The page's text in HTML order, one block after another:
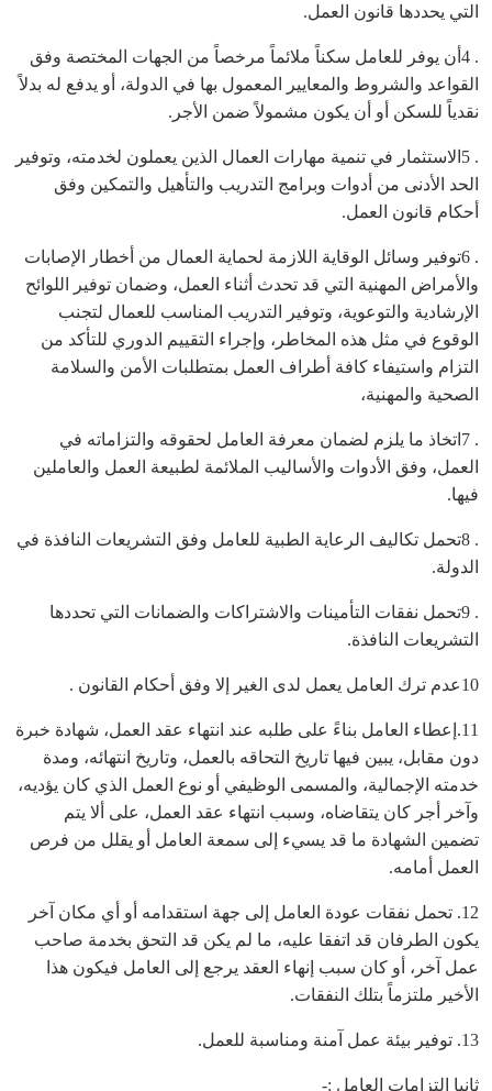
التي يحددها قانون العمل.
. 4أن يوفر للعامل سكناً ملائماً مرخصاً من الجهات المختصة وفق
القواعد والشروط والمعايير المعمول بها في الدولة، أو يدفع له بدلاً
نقدياً للسكن أو أن يكون مشمولاً ضمن الأجر.
. 5الاستثمار في تنمية مهارات العمال الذين يعملون لخدمته، وتوفير
الحد الأدنى من أدوات وبرامج التدريب والتأهيل والتمكين وفق
أحكام قانون العمل.
. 6توفير وسائل الوقاية اللازمة لحماية العمال من أخطار الإصابات
والأمراض المهنية التي قد تحدث أثناء العمل، وضمان توفير اللوائح
الإرشادية والتوعوية، وتوفير التدريب المناسب للعمال لتجنب
الوقوع في مثل هذه المخاطر، وإجراء التقييم الدوري للتأكد من
التزام واستيفاء كافة أطراف العمل بمتطلبات الأمن والسلامة
الصحية والمهنية،
. 7اتخاذ ما يلزم لضمان معرفة العامل لحقوقه والتزاماته في
العمل، وفق الأدوات والأساليب الملائمة لطبيعة العمل والعاملين
فيها.
. 8تحمل تكاليف الرعاية الطبية للعامل وفق التشريعات النافذة في
الدولة.
. 9تحمل نفقات التأمينات والاشتراكات والضمانات التي تحددها
التشريعات النافذة.
10عدم ترك العامل يعمل لدى الغير إلا وفق أحكام القانون .
11.إعطاء العامل بناءً على طلبه عند انتهاء عقد العمل، شهادة خبرة
دون مقابل، يبين فيها تاريخ التحاقه بالعمل، وتاريخ انتهائه، ومدة
خدمته الإجمالية، والمسمى الوظيفي أو نوع العمل الذي كان يؤديه،
وآخر أجر كان يتقاضاه، وسبب انتهاء عقد العمل، على ألا يتم
تضمين الشهادة ما قد يسيء إلى سمعة العامل أو يقلل من فرص
العمل أمامه.
12. تحمل نفقات عودة العامل إلى جهة استقدامه أو أي مكان آخر
يكون الطرفان قد اتفقا عليه، ما لم يكن قد التحق بخدمة صاحب
عمل آخر، أو كان سبب إنهاء العقد يرجع إلى العامل فيكون هذا
الأخير ملتزماً بتلك النفقات.
13. توفير بيئة عمل آمنة ومناسبة للعمل.
ثانيا التزامات العامل :-